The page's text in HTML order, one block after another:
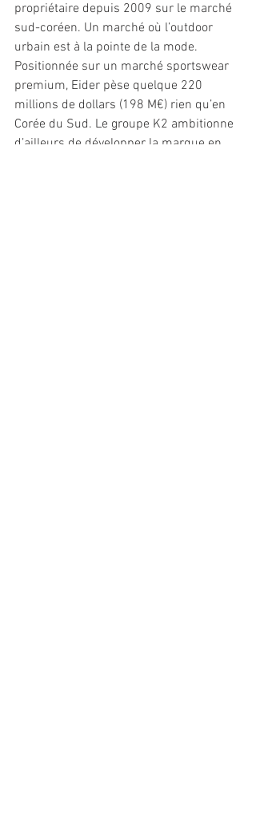
propriétaire depuis 2009 sur le marché
sud-coréen. Un marché où l’outdoor
urbain est à la pointe de la mode.
Positionnée sur un marché sportswear
premium, Eider pèse quelque 220
millions de dollars (198 M€) rien qu’en
Corée du Sud. Le groupe K2 ambitionne
d’ailleurs de développer la marque en